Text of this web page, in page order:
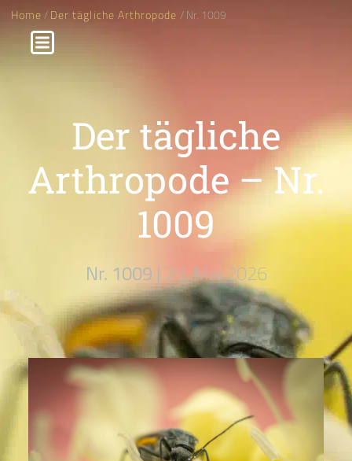
Home/Der tägliche Arthropode / Nr. 1009
Der tägliche
Arthropode – Nr.
1009
Nr. 1009 | 23. Mai 2026